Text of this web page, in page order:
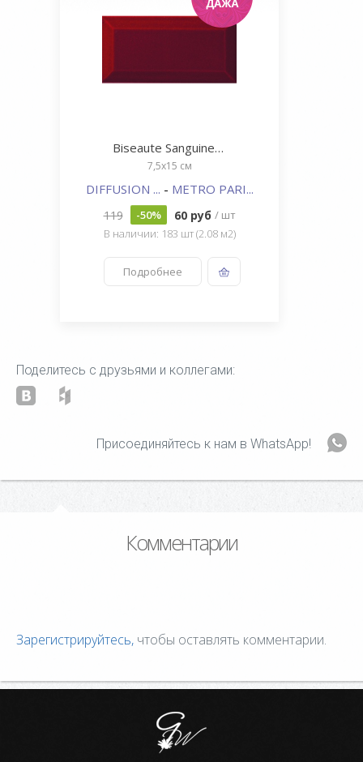
Biseaute Sanguine N09
7,5x15 см
DIFFUSION ... - METRO PARI...
119 -50% 60 руб / шт
В наличии: 183 шт (2.08 м2)
Подробнее
Поделитесь с друзьями и коллегами:
Присоединяйтесь к нам в WhatsApp!
Комментарии
Зарегистрируйтесь, чтобы оставлять комментарии.